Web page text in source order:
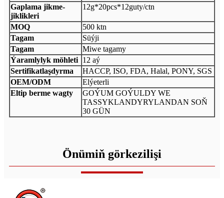
Gaplama jikme-
jiklikleri
12g*20pcs*12guty/ctn
MOQ
500 ktn
Tagam
Süýji
Tagam
Miwe tagamy
Ýaramlylyk möhleti 12 aý
Sertifikatlaşdyrma
HACCP, ISO, FDA, Halal, PONY, SGS
OEM/ODM
Elýeterli
Eltip berme wagty
GOÝUM GOÝULDY WE
TASSYKLANDYRYLANDAN SOŇ
30 GÜN
Önümiň görkezilişi